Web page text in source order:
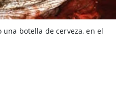
botella de cerveza, en el